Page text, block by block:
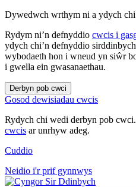
Dywedwch wrthym ni a ydych
Rydym ni’n defnyddio cwcis i
ydych chi’n defnyddio
wybodaeth hon i wneud yn siŵr
i gwella ein gwasanaethau.
Derbyn pob cwci
Gosod dewisiadau cwcis
Rydych chi wedi derbyn pob
cwcis ar unrhyw adeg.
Cuddio
Neidio i'r prif gynnwys